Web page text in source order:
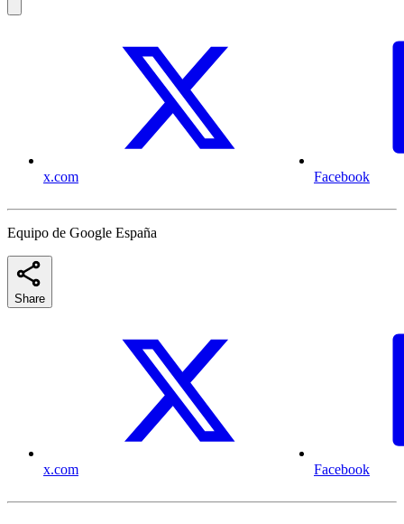
x.com Facebook
Equipo de Google España
Share
x.com Facebook